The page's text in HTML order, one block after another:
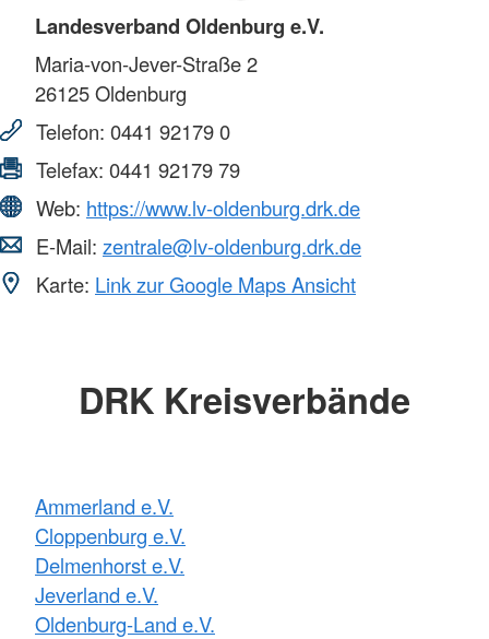
Landesverband Oldenburg e.V.
Maria-von-Jever-Straße 2
26125Oldenburg
Telefon: 0441 92179 0
Telefax: 0441 92179 79
Web: https://www.lv-oldenburg.drk.de
E-Mail: zentrale@lv-oldenburg.drk.de
Karte: Link zur Google Maps Ansicht
DRK Kreisverbände
Ammerland e.V.
Cloppenburg e.V.
Delmenhorst e.V.
Jeverland e.V.
Oldenburg-Land e.V.